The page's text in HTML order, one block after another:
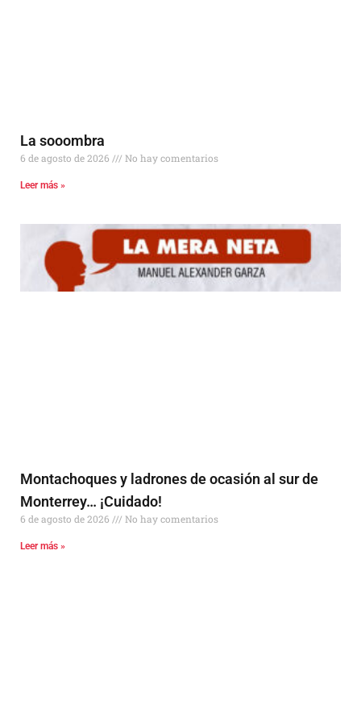
La sooombra
6 de agosto de 2026 No hay comentarios
Leer más »
Montachoques y ladrones de ocasión al sur de
Monterrey… ¡Cuidado!
6 de agosto de 2026 No hay comentarios
Leer más »